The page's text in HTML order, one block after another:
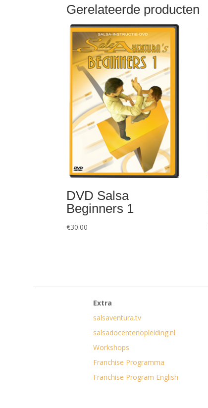
Gerelateerde producten
DVD Salsa
Beginners 1
€30.00
Extra
salsaventura.tv
salsadocentenopleiding.nl
Workshops
Franchise Programma
Franchise Program English